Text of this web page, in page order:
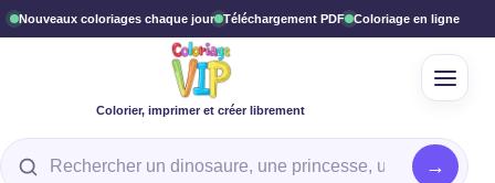
Nouveaux coloriages chaque jour Téléchargement PDF Coloriage en ligne
Colorier, imprimer et créer librement
Rechercher un coloriage